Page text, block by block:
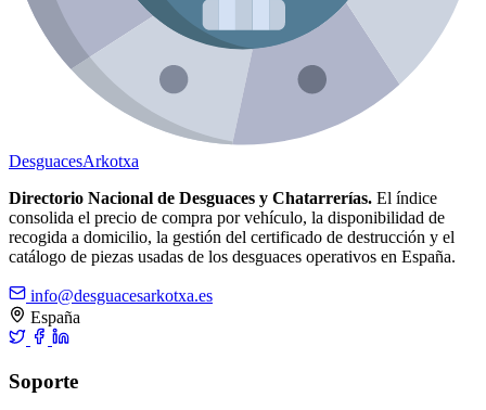
DesguacesArkotxa
Directorio Nacional de Desguaces y Chatarrerías. El índice
consolida el precio de compra por vehículo, la disponibilidad de
recogida a domicilio, la gestión del certificado de destrucción y el
catálogo de piezas usadas de los desguaces operativos en España.
info@desguacesarkotxa.es
España
Soporte